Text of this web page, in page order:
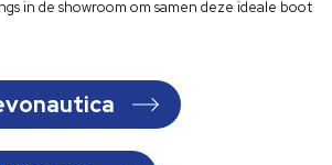
in de showroom om samen deze ideale boot